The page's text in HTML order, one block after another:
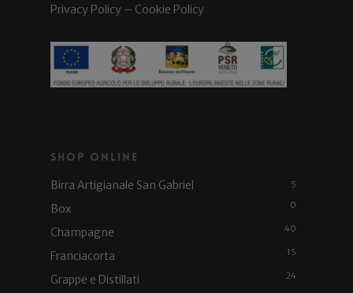
Privacy Policy – Cookie Policy
Shop Online
Birra Artigianale San Gabriel
5
Box 0
Champagne 40
Franciacorta 15
Grappe e Distillati 24